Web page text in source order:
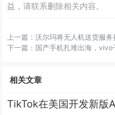
益，请联系删除相关内容。
上一篇：沃尔玛将无人机送货服
下一篇： 国产手机扎堆出海，
相关文章
TikTok在美国开发新版